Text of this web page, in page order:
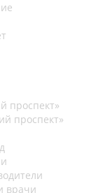
проспект»
проспект»
врачи